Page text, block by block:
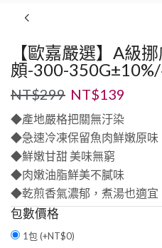
【歐嘉嚴選】A級
頗-300-
NT$299 NT$139
◆產地嚴格把關無汙染
◆急速冷凍保留魚肉鮮嫩原味
◆鮮嫩甘甜 美味無窮
◆肉嫩油脂鮮美不膩味
◆乾煎香氣濃郁，煮湯也適宜
包數價格
1包 (+NT$0)